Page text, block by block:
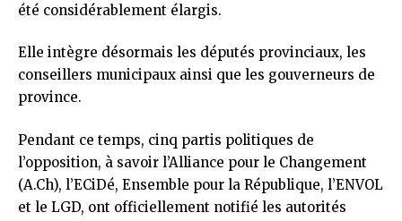
été considérablement élargis.
Elle intègre désormais les députés provinciaux, les
conseillers municipaux ainsi que les gouverneurs de
province.
Pendant ce temps, cinq partis politiques de
l’opposition, à savoir l’Alliance pour le Changement
(A.Ch), l’ECiDé, Ensemble pour la République, l’ENVOL
et le LGD, ont officiellement notifié les autorités